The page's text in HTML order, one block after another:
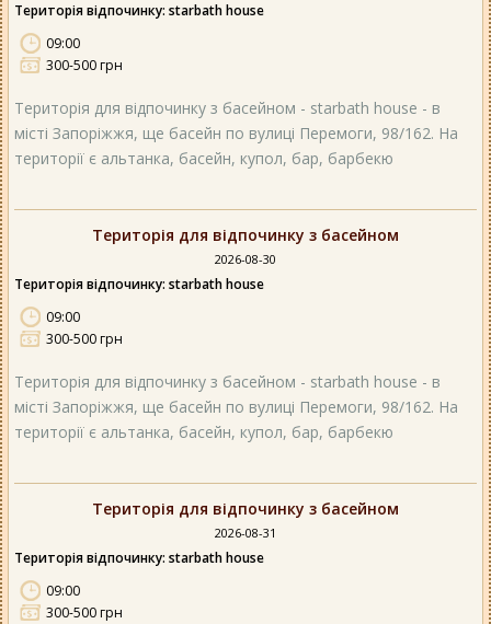
Територія відпочинку: starbath house
09:00
300-500 грн
Територія для відпочинку з басейном - starbath house - в
місті Запоріжжя, ще басейн по вулиці Перемоги, 98/162. На
території є альтанка, басейн, купол, бар, барбекю
Територія для відпочинку з басейном
2026-08-30
Територія відпочинку: starbath house
09:00
300-500 грн
Територія для відпочинку з басейном - starbath house - в
місті Запоріжжя, ще басейн по вулиці Перемоги, 98/162. На
території є альтанка, басейн, купол, бар, барбекю
Територія для відпочинку з басейном
2026-08-31
Територія відпочинку: starbath house
09:00
300-500 грн